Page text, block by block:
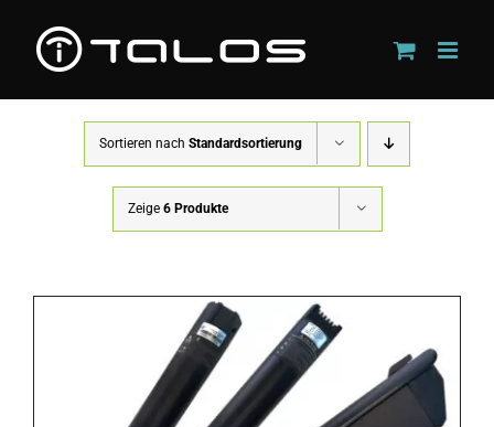
Inhalt
springen
Sortieren nach Standardsortierung
Zeige 6 Produkte